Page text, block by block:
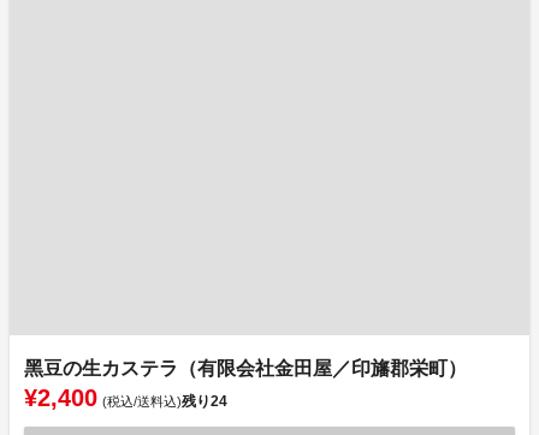
⿊豆の⽣カステラ（有限会社⾦⽥屋／印旛郡栄町）
¥2,400 (税込/送料込)残り24